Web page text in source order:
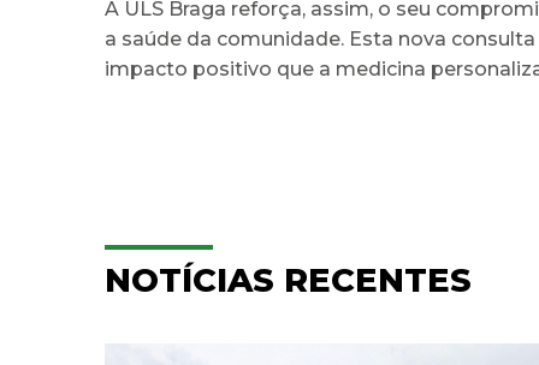
A ULS Braga reforça, assim, o seu
a saúde da comunidade. Esta nova
impacto positivo que a medicina
NOTÍCIAS RECENTES